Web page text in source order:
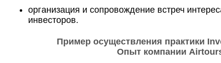
организация и сопровождение встреч
инвесторов.
Пример осуществления практики
Опыт компании